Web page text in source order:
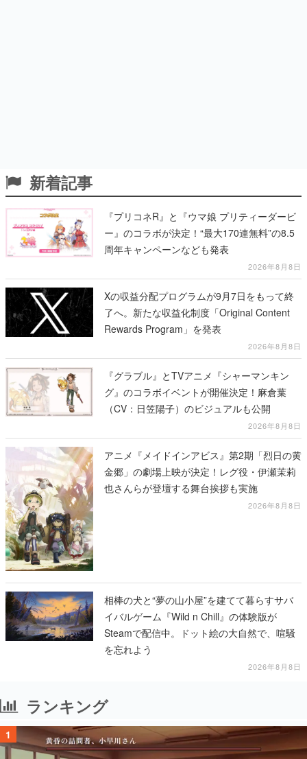
新着記事
『プリコネR』と『ウマ娘 プリティーダービ
ー』のコラボが決定！“最大170連無料”の8.5
周年キャンペーンなども発表
2026年8月8日
Xの収益分配プログラムが9月7日をもって終
了へ。新たな収益化制度「Original Content
Rewards Program」を発表
2026年8月8日
『グラブル』とTVアニメ『シャーマンキン
グ』のコラボイベントが開催決定！麻倉葉
（CV：日笠陽子）のビジュアルも公開
2026年8月8日
アニメ『メイドインアビス』第2期「烈日の黄
金郷」の劇場上映が決定！レグ役・伊瀬茉莉
也さんらが登壇する舞台挨拶も実施
2026年8月8日
相棒の犬と“夢の山小屋”を建てて暮らすサバ
イバルゲーム『Wild n Chill』の体験版が
Steamで配信中。ドット絵の大自然で、喧騒
を忘れよう
2026年8月8日
ランキング
1